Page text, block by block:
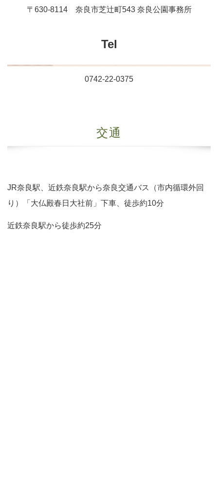
〒630-8114 奈良市芝辻町543 奈良公園事務所
Tel
0742-22-0375
交通
JR奈良駅、近鉄奈良駅から奈良交通バス（市内循環外回
り）「大仏殿春日大社前」下車、徒歩約10分
近鉄奈良駅から徒歩約25分